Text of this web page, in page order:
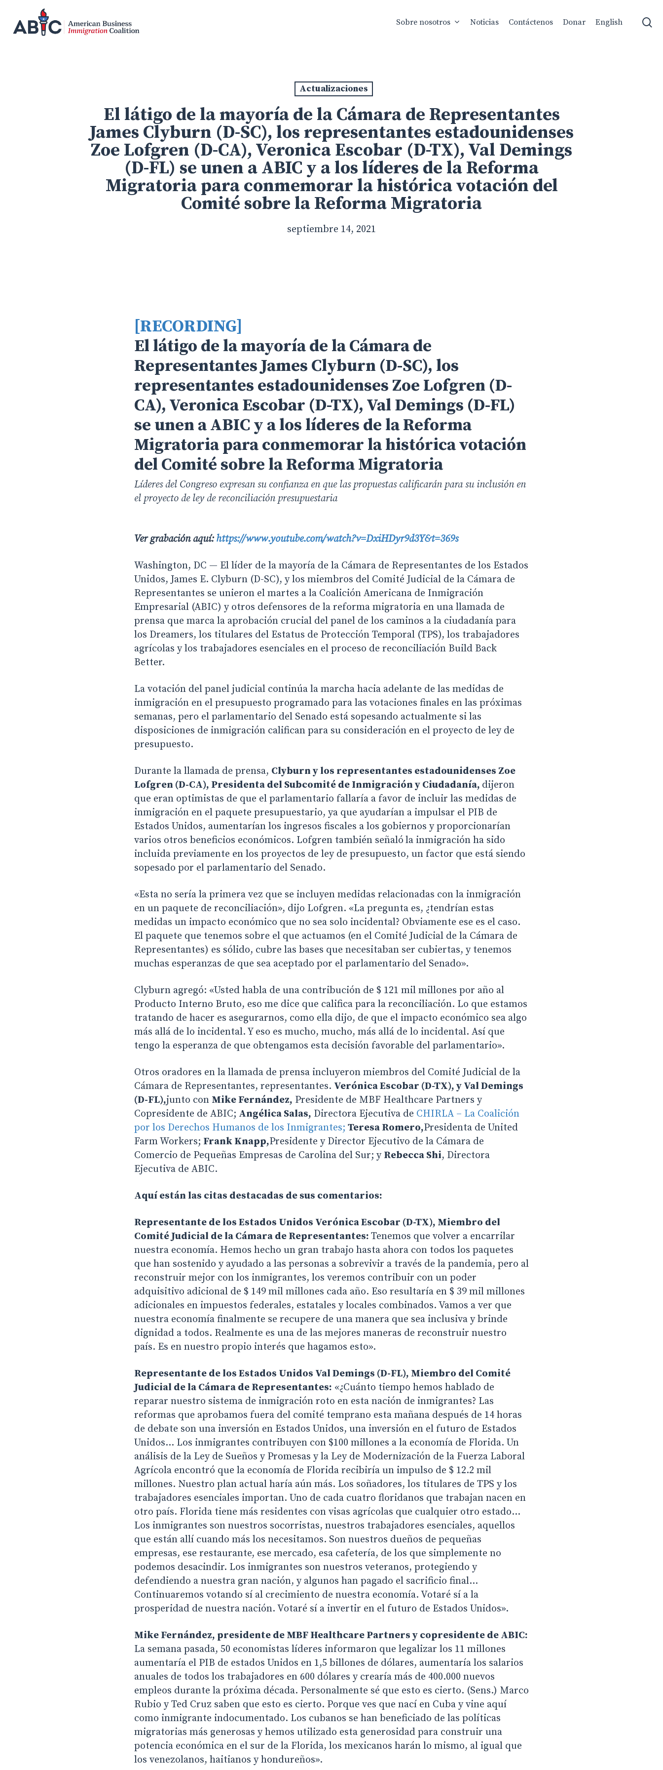
main
Hit enter to search or ESC to close
Sobre nosotros Noticias Contáctenos Donar English
Actualizaciones
El látigo de la mayoría de la Cámara de Representantes
James Clyburn (D-SC), los representantes estadounidenses
Zoe Lofgren (D-CA), Veronica Escobar (D-TX), Val Demings
(D-FL) se unen a ABIC y a los líderes de la Reforma
Migratoria para conmemorar la histórica votación del
Comité sobre la Reforma Migratoria
septiembre 14, 2021
[RECORDING]
El látigo de la mayoría de la Cámara de
Representantes James Clyburn (D-SC), los
representantes estadounidenses Zoe Lofgren (D-
CA), Veronica Escobar (D-TX), Val Demings (D-FL)
se unen a ABIC y a los líderes de la Reforma
Migratoria para conmemorar la histórica votación
del Comité sobre la Reforma Migratoria
Líderes del Congreso expresan su confianza en que las propuestas calificarán para su inclusión en
el proyecto de ley de reconciliación presupuestaria
Ver grabación aquí: https://www.youtube.com/watch?v=DxiHDyr9d3Y&t=369s
Washington, DC — El líder de la mayoría de la Cámara de Representantes de los Estados
Unidos, James E. Clyburn (D-SC), y los miembros del Comité Judicial de la Cámara de
Representantes se unieron el martes a la Coalición Americana de Inmigración
Empresarial (ABIC) y otros defensores de la reforma migratoria en una llamada de
prensa que marca la aprobación crucial del panel de los caminos a la ciudadanía para
los Dreamers, los titulares del Estatus de Protección Temporal (TPS), los trabajadores
agrícolas y los trabajadores esenciales en el proceso de reconciliación Build Back
Better.
La votación del panel judicial continúa la marcha hacia adelante de las medidas de
inmigración en el presupuesto programado para las votaciones finales en las próximas
semanas, pero el parlamentario del Senado está sopesando actualmente si las
disposiciones de inmigración califican para su consideración en el proyecto de ley de
presupuesto.
Durante la llamada de prensa, Clyburn y los representantes estadounidenses Zoe
Lofgren (D-CA), Presidenta del Subcomité de Inmigración y Ciudadanía, dijeron
que eran optimistas de que el parlamentario fallaría a favor de incluir las medidas de
inmigración en el paquete presupuestario, ya que ayudarían a impulsar el PIB de
Estados Unidos, aumentarían los ingresos fiscales a los gobiernos y proporcionarían
varios otros beneficios económicos. Lofgren también señaló la inmigración ha sido
incluida previamente en los proyectos de ley de presupuesto, un factor que está siendo
sopesado por el parlamentario del Senado.
«Esta no sería la primera vez que se incluyen medidas relacionadas con la inmigración
en un paquete de reconciliación», dijo Lofgren. «La pregunta es, ¿tendrían estas
medidas un impacto económico que no sea solo incidental? Obviamente ese es el caso.
El paquete que tenemos sobre el que actuamos (en el Comité Judicial de la Cámara de
Representantes) es sólido, cubre las bases que necesitaban ser cubiertas, y tenemos
muchas esperanzas de que sea aceptado por el parlamentario del Senado».
Clyburn agregó: «Usted habla de una contribución de $ 121 mil millones por año al
Producto Interno Bruto, eso me dice que califica para la reconciliación. Lo que estamos
tratando de hacer es asegurarnos, como ella dijo, de que el impacto económico sea algo
más allá de lo incidental. Y eso es mucho, mucho, más allá de lo incidental. Así que
tengo la esperanza de que obtengamos esta decisión favorable del parlamentario».
Otros oradores en la llamada de prensa incluyeron miembros del Comité Judicial de la
Cámara de Representantes, representantes. Verónica Escobar (D-TX), y Val Demings
(D-FL),junto con Mike Fernández, Presidente de MBF Healthcare Partners y
Copresidente de ABIC; Angélica Salas, Directora Ejecutiva de CHIRLA – La Coalición
por los Derechos Humanos de los Inmigrantes; Teresa Romero,Presidenta de United
Farm Workers; Frank Knapp,Presidente y Director Ejecutivo de la Cámara de
Comercio de Pequeñas Empresas de Carolina del Sur; y Rebecca Shi, Directora
Ejecutiva de ABIC.
Aquí están las citas destacadas de sus comentarios:
Representante de los Estados Unidos Verónica Escobar (D-TX), Miembro del
Comité Judicial de la Cámara de Representantes: Tenemos que volver a encarrilar
nuestra economía. Hemos hecho un gran trabajo hasta ahora con todos los paquetes
que han sostenido y ayudado a las personas a sobrevivir a través de la pandemia, pero al
reconstruir mejor con los inmigrantes, los veremos contribuir con un poder
adquisitivo adicional de $ 149 mil millones cada año. Eso resultaría en $ 39 mil millones
adicionales en impuestos federales, estatales y locales combinados. Vamos a ver que
nuestra economía finalmente se recupere de una manera que sea inclusiva y brinde
dignidad a todos. Realmente es una de las mejores maneras de reconstruir nuestro
país. Es en nuestro propio interés que hagamos esto».
Representante de los Estados Unidos Val Demings (D-FL), Miembro del Comité
Judicial de la Cámara de Representantes: «¿Cuánto tiempo hemos hablado de
reparar nuestro sistema de inmigración roto en esta nación de inmigrantes? Las
reformas que aprobamos fuera del comité temprano esta mañana después de 14 horas
de debate son una inversión en Estados Unidos, una inversión en el futuro de Estados
Unidos… Los inmigrantes contribuyen con $100 millones a la economía de Florida. Un
análisis de la Ley de Sueños y Promesas y la Ley de Modernización de la Fuerza Laboral
Agrícola encontró que la economía de Florida recibiría un impulso de $ 12.2 mil
millones. Nuestro plan actual haría aún más. Los soñadores, los titulares de TPS y los
trabajadores esenciales importan. Uno de cada cuatro floridanos que trabajan nacen en
otro país. Florida tiene más residentes con visas agrícolas que cualquier otro estado…
Los inmigrantes son nuestros socorristas, nuestros trabajadores esenciales, aquellos
que están allí cuando más los necesitamos. Son nuestros dueños de pequeñas
empresas, ese restaurante, ese mercado, esa cafetería, de los que simplemente no
podemos desacindir. Los inmigrantes son nuestros veteranos, protegiendo y
defendiendo a nuestra gran nación, y algunos han pagado el sacrificio final…
Continuaremos votando sí al crecimiento de nuestra economía. Votaré sí a la
prosperidad de nuestra nación. Votaré sí a invertir en el futuro de Estados Unidos».
Mike Fernández, presidente de MBF Healthcare Partners y copresidente de ABIC:
La semana pasada, 50 economistas líderes informaron que legalizar los 11 millones
aumentaría el PIB de estados Unidos en 1,5 billones de dólares, aumentaría los salarios
anuales de todos los trabajadores en 600 dólares y crearía más de 400.000 nuevos
empleos durante la próxima década. Personalmente sé que esto es cierto. (Sens.) Marco
Rubio y Ted Cruz saben que esto es cierto. Porque ves que nací en Cuba y vine aquí
como inmigrante indocumentado. Los cubanos se han beneficiado de las políticas
migratorias más generosas y hemos utilizado esta generosidad para construir una
potencia económica en el sur de la Florida, los mexicanos harán lo mismo, al igual que
los venezolanos, haitianos y hondureños».